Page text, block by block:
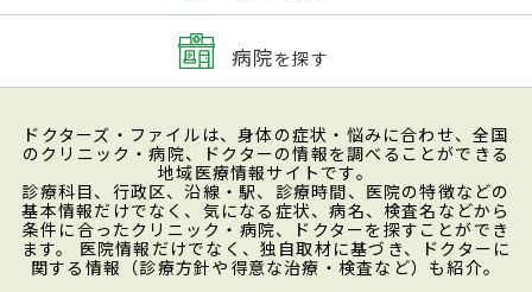
病院を探す
ドクターズ・ファイルは、身体の症状・悩みに合わせ、全国
のクリニック・病院、ドクターの情報を調べることができる
地域医療情報サイトです。
診療科目、行政区、沿線・駅、診療時間、医院の特徴などの
基本情報だけでなく、気になる症状、病名、検査名などから
条件に合ったクリニック・病院、ドクターを探すことができ
ます。 医院情報だけでなく、独自取材に基づき、ドクターに
関する情報（診療方針や得意な治療・検査など）も紹介。